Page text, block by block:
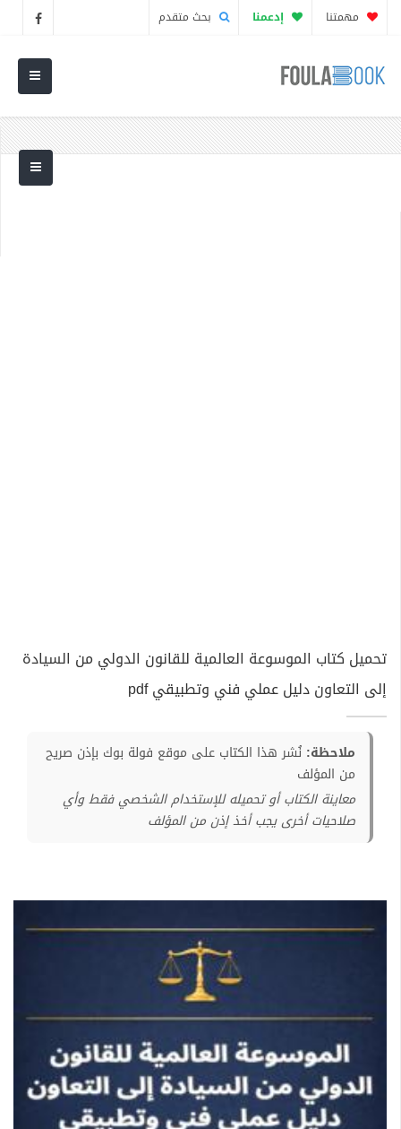
مهمتنا إدعمنا بحث متقدم
تحميل كتاب الموسوعة العالمية للقانون الدولي من السيادة
إلى التعاون دليل عملي فني وتطبيقي pdf
ملاحظة: نُشر هذا الكتاب على موقع فولة بوك بإذن صريح
من المؤلف
معاينة الكتاب أو تحميله للإستخدام الشخصي فقط وأي
صلاحيات أخرى يجب أخذ إذن من المؤلف